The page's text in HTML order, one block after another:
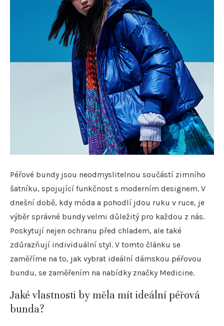
Péřové bundy jsou neodmyslitelnou součástí zimního
šatníku, spojující funkčnost s moderním designem. V
dnešní době, kdy móda a pohodlí jdou ruku v ruce, je
výběr správné bundy velmi důležitý pro každou z nás.
Poskytují nejen ochranu před chladem, ale také
zdůrazňují individuální styl. V tomto článku se
zaměříme na to, jak vybrat ideální dámskou péřovou
bundu, se zaměřením na nabídky značky Medicine.
Jaké vlastnosti by měla mít ideální péřová
bunda?